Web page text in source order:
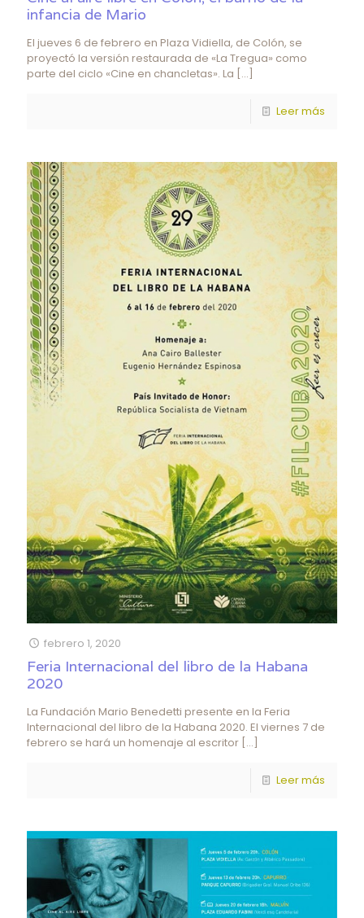
infancia de Mario
El jueves 6 de febrero en Plaza Vidiella, de Colón, se
proyectó la versión restaurada de «La Tregua» como
parte del ciclo «Cine en chancletas». La […]
Leer más
febrero 1, 2020
Feria Internacional del libro de la Habana
2020
La Fundación Mario Benedetti presente en la Feria
Internacional del libro de la Habana 2020. El viernes 7 de
febrero se hará un homenaje al escritor […]
Leer más